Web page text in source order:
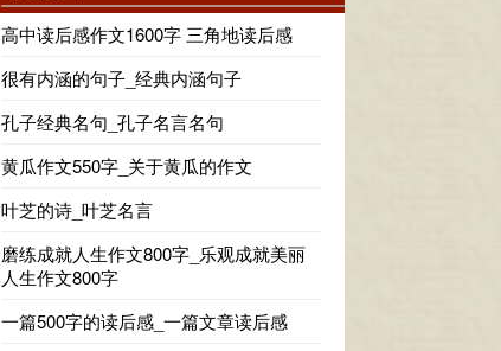
高中读后感作文1600字 三角地读后感
很有内涵的句子_经典内涵句子
孔子经典名句_孔子名言名句
黄瓜作文550字_关于黄瓜的作文
叶芝的诗_叶芝名言
磨练成就人生作文800字_乐观成就美丽
人生作文800字
一篇500字的读后感_一篇文章读后感